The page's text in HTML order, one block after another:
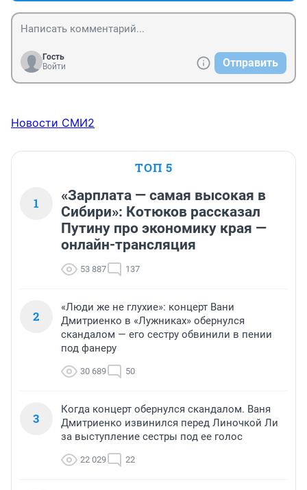
Гость
Войти
Отправить
Новости СМИ2
ТОП 5
1
«Зарплата — самая высокая в
Сибири»: Котюков рассказал
Путину про экономику края —
онлайн-трансляция
53 887 137
2
«Люди же не глухие»: концерт Вани
Дмитриенко в «Лужниках» обернулся
скандалом — его сестру обвинили в пении
под фанеру
30 689 50
3
Когда концерт обернулся скандалом. Ваня
Дмитриенко извинился перед Линочкой Ли
за выступление сестры под ее голос
22 029 22